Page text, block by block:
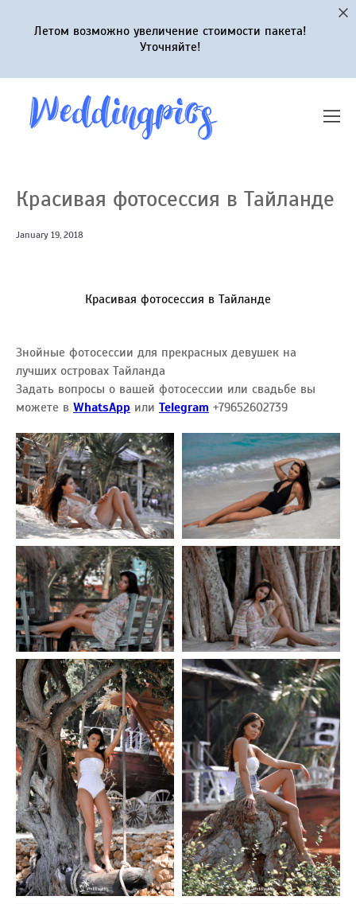
Летом возможно увеличение стоимости пакета!
Уточняйте!
Красивая фотосессия в Тайланде
January 19, 2018
Красивая фотосессия в Тайланде
Знойные фотосессии для прекрасных девушек на
лучших островах Тайланда
Задать вопросы о вашей фотосессии или свадьбе вы
можете в WhatsApp или Telegram +79652602739